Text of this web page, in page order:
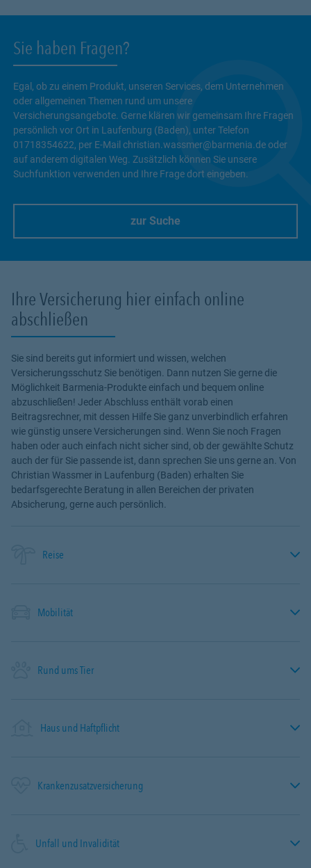
Sie haben Fragen?
Egal, ob zu einem Produkt, unseren Services, dem Unternehmen
oder allgemeinen Themen rund um unsere
Versicherungsangebote. Gerne klären wir gemeinsam Ihre Fragen
persönlich vor Ort in Laufenburg (Baden), unter Telefon
01718354622, per E-Mail christian.wassmer@barmenia.de oder
auf anderem digitalen Weg. Zusätzlich können Sie unsere
Suchfunktion verwenden und Ihre Frage dort eingeben.
zur Suche
Ihre Versicherung hier einfach online
abschließen
Sie sind bereits gut informiert und wissen, welchen
Versicherungsschutz Sie benötigen. Dann nutzen Sie gerne die
Möglichkeit Barmenia-Produkte einfach und bequem online
abzuschließen! Jeder Abschluss enthält vorab einen
Beitragsrechner, mit dessen Hilfe Sie ganz unverbindlich erfahren
wie günstig unsere Versicherungen sind. Wenn Sie noch Fragen
haben oder auch einfach nicht sicher sind, ob der gewählte Schutz
auch der für Sie passende ist, dann sprechen Sie uns gerne an. Von
Christian Wassmer in Laufenburg (Baden) erhalten Sie
bedarfsgerechte Beratung in allen Bereichen der privaten
Absicherung, gerne auch persönlich.
Reise
Mobilität
Rund ums Tier
Haus und Haftpflicht
Krankenzusatzversicherung
Unfall und Invalidität